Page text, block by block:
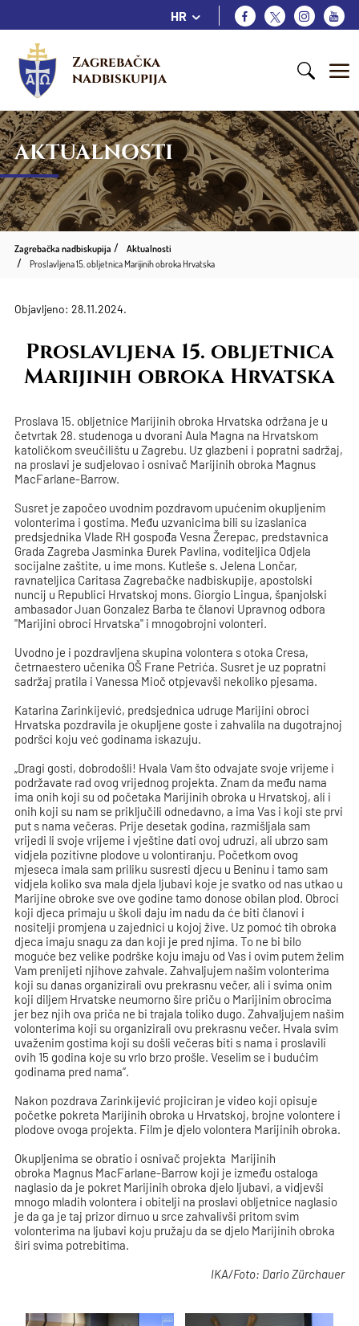
HR
Zagrebačka
nadbiskupija
AKTUALNOSTI
Zagrebačka nadbiskupija
Aktualnosti
Proslavljena 15. obljetnica Marijinih obroka Hrvatska
Objavljeno: 28.11.2024.
Proslavljena 15. obljetnica
Marijinih obroka Hrvatska
Proslava 15. obljetnice Marijinih obroka Hrvatska održana je u
četvrtak 28. studenoga u dvorani Aula Magna na Hrvatskom
katoličkom sveučilištu u Zagrebu. Uz glazbeni i popratni sadržaj,
na proslavi je sudjelovao i osnivač Marijinih obroka Magnus
MacFarlane-Barrow.
Susret je započeo uvodnim pozdravom upućenim okupljenim
volonterima i gostima. Među uzvanicima bili su izaslanica
predsjednika Vlade RH gospođa Vesna Žerepac, predstavnica
Grada Zagreba Jasminka Đurek Pavlina, voditeljica Odjela
socijalne zaštite, u ime mons. Kutleše s. Jelena Lončar,
ravnateljica Caritasa Zagrebačke nadbiskupije, apostolski
nuncij u Republici Hrvatskoj mons. Giorgio Lingua, španjolski
ambasador Juan Gonzalez Barba te članovi Upravnog odbora
"Marijini obroci Hrvatska" i mnogobrojni volonteri.
Uvodno je i pozdravljena skupina volontera s otoka Cresa,
četrnaestero učenika OŠ Frane Petrića. Susret je uz popratni
sadržaj pratila i Vanessa Mioč otpjevavši nekoliko pjesama.
Katarina Zarinkijević, predsjednica udruge Marijini obroci
Hrvatska pozdravila je okupljene goste i zahvalila na dugotrajnoj
podršci koju već godinama iskazuju.
„Dragi gosti, dobrodošli! Hvala Vam što odvajate svoje vrijeme i
podržavate rad ovog vrijednog projekta. Znam da među nama
ima onih koji su od početaka Marijinih obroka u Hrvatskoj, ali i
onih koji su nam se priključili odnedavno, a ima Vas i koji ste prvi
put s nama večeras. Prije desetak godina, razmišljala sam
vrijedi li svoje vrijeme i vještine dati ovoj udruzi, ali ubrzo sam
vidjela pozitivne plodove u volontiranju. Početkom ovog
mjeseca imala sam priliku susresti djecu u Beninu i tamo sam
vidjela koliko sva mala djela ljubavi koje je svatko od nas utkao u
Marijine obroke sve ove godine tamo donose obilan plod. Obroci
koji djeca primaju u školi daju im nadu da će biti članovi i
nositelji promjena u zajednici u kojoj žive. Uz pomoć tih obroka
djeca imaju snagu za dan koji je pred njima. To ne bi bilo
moguće bez velike podrške koju imaju od Vas i ovim putem želim
Vam prenijeti njihove zahvale. Zahvaljujem našim volonterima
koji su danas organizirali ovu prekrasnu večer, ali i svima onim
koji diljem Hrvatske neumorno šire priču o Marijinim obrocima
jer bez njih ova priča ne bi trajala toliko dugo. Zahvaljujem našim
volonterima koji su organizirali ovu prekrasnu večer. Hvala svim
uvaženim gostima koji su došli večeras biti s nama i proslavili
ovih 15 godina koje su vrlo brzo prošle. Veselim se i budućim
godinama pred nama“.
Nakon pozdrava Zarinkijević projiciran je video koji opisuje
početke pokreta Marijinih obroka u Hrvatskoj, brojne volontere i
plodove ovoga projekta. Film je djelo volontera Marijinih obroka.
Okupljenima se obratio i osnivač projekta Marijinih
obroka Magnus MacFarlane-Barrow koji je između ostaloga
naglasio da je pokret Marijinih obroka djelo ljubavi, a vidjevši
mnogo mladih volontera i obitelji na proslavi obljetnice naglasio
je da ga je taj prizor dirnuo u srce zahvalivši pritom svim
volonterima na ljubavi koju pružaju da se djelo Marijinih obroka
širi svima potrebitima.
IKA/Foto: Dario Zürchauer